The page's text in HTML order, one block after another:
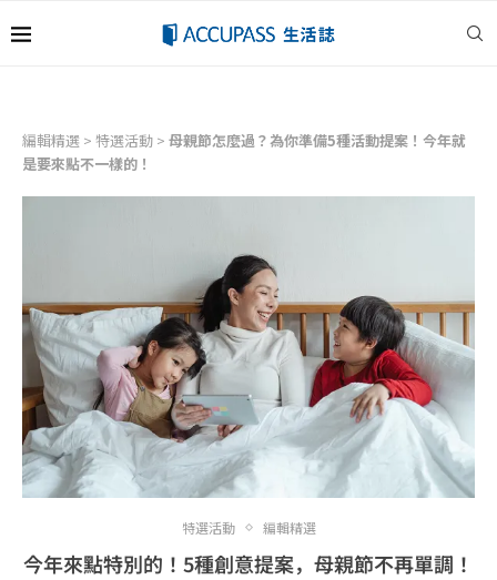
編輯精選 > 特選活動 > 母親節怎麼過？為你準備5種活動提案！今年就
是要來點不一樣的！
特選活動 編輯精選
今年來點特別的！5種創意提案，母親節不再單調！